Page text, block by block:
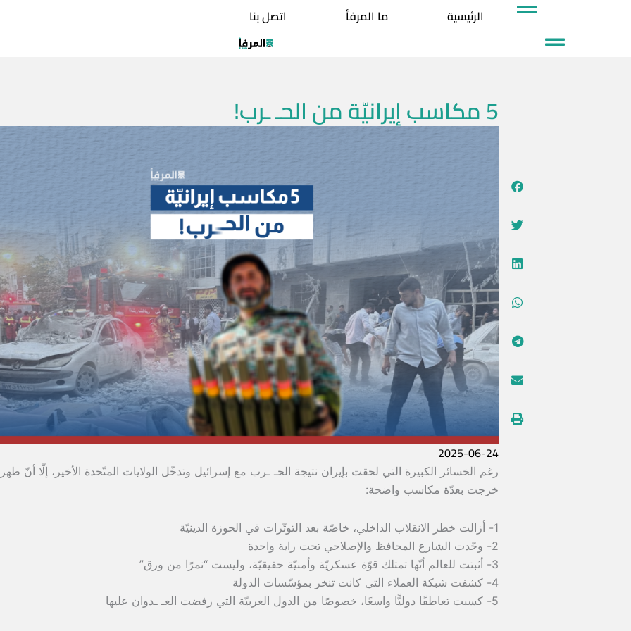
الرئيسية ما المرفأ اتصل بنا
5 مكاسب إيرانيّة من الحـ ـرب!
2025-06-24
رغم الخسائر الكبيرة التي لحقت بإيران نتيجة الحـ ـرب مع إسرائيل وتدخّل الولايات المتّحدة الأخير، إلّا أنّ
خرجت بعدّة مكاسب واضحة:
1- أزالت خطر الانقلاب الداخلي، خاصّة بعد التوتّرات في الحوزة الدينيّة
2- وحّدت الشارع المحافظ والإصلاحي تحت راية واحدة
3- أثبتت للعالم أنّها تمتلك قوّة عسكريّة وأمنيّة حقيقيّة، وليست “نمرًا من ورق”
4- كشفت شبكة العملاء التي كانت تنخر بمؤسّسات الدولة
5- كسبت تعاطفًا دوليًّا واسعًا، خصوصًا من الدول العربيّة التي رفضت العـ ـدوان عليها